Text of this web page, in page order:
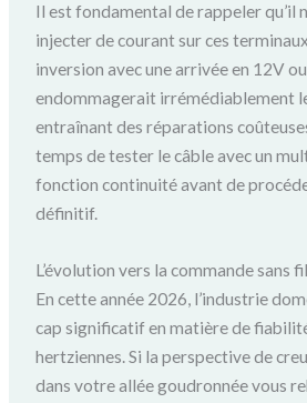
Il est fondamental de rappeler qu’il
injecter de courant sur ces
inversion avec une arrivée en 12V
endommagerait irrémédiablement
entraînant des réparations
temps de tester le câble avec un
fonction continuité avant de
définitif.
L’évolution vers la commande sans fil
En cette année 2026, l’industrie
cap significatif en matière de
hertziennes. Si la perspective de
dans votre allée goudronnée vous